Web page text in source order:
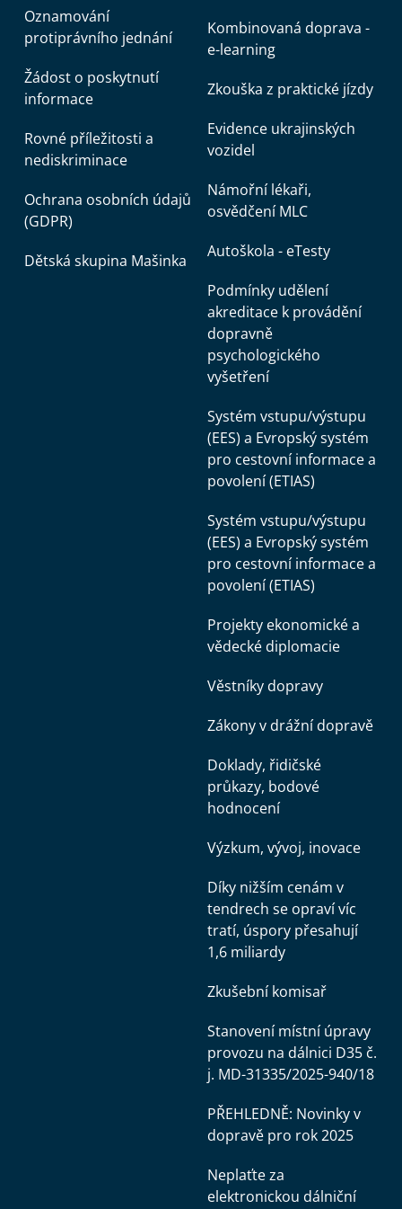
Oznamování
protiprávního jednání
Žádost o poskytnutí
informace
Rovné příležitosti a
nediskriminace
Ochrana osobních údajů
(GDPR)
Dětská skupina Mašinka
Kombinovaná doprava -
e-learning
Zkouška z praktické jízdy
Evidence ukrajinských
vozidel
Námořní lékaři,
osvědčení MLC
Autoškola - eTesty
Podmínky udělení
akreditace k provádění
dopravně
psychologického
vyšetření
Systém vstupu/výstupu
(EES) a Evropský systém
pro cestovní informace a
povolení (ETIAS)
Systém vstupu/výstupu
(EES) a Evropský systém
pro cestovní informace a
povolení (ETIAS)
Projekty ekonomické a
vědecké diplomacie
Věstníky dopravy
Zákony v drážní dopravě
Doklady, řidičské
průkazy, bodové
hodnocení
Výzkum, vývoj, inovace
Díky nižším cenám v
tendrech se opraví víc
tratí, úspory přesahují
1,6 miliardy
Zkušební komisař
Stanovení místní úpravy
provozu na dálnici D35 č.
j. MD-31335/2025-940/18
PŘEHLEDNĚ: Novinky v
dopravě pro rok 2025
Neplaťte za
elektronickou dálniční